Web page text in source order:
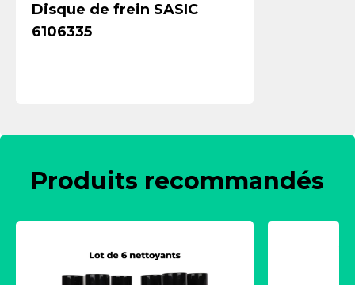
Disque de frein SASIC
6106335
Produits recommandés